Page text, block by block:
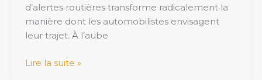
d’alertes routières transforme radicalement la
manière dont les automobilistes envisagent
leur trajet. À l’aube
Lire la suite »